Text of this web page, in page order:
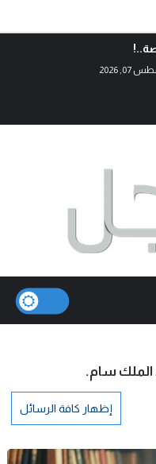
البدو: كيف تُدار المعارك
ا...
الملك سام.
إظهار كافة الرسائل